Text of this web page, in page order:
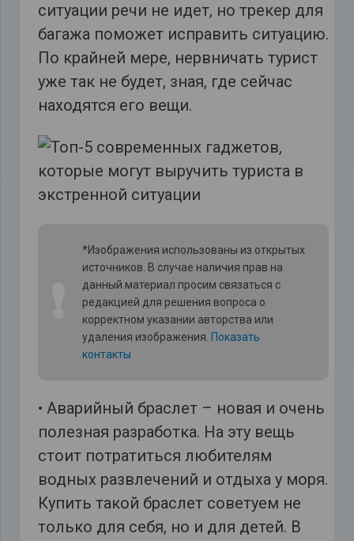
ситуации речи не идет, но трекер для
багажа поможет исправить ситуацию.
По крайней мере, нервничать турист
уже так не будет, зная, где сейчас
находятся его вещи.
*Изображения использованы из открытых
источников. В случае наличия прав на
данный материал просим связаться с
редакцией для решения вопроса о
корректном указании авторства или
удаления изображения. Показать
контакты
• Аварийный браслет – новая и очень
полезная разработка. На эту вещь
стоит потратиться любителям
водных развлечений и отдыха у моря.
Купить такой браслет советуем не
только для себя, но и для детей. В